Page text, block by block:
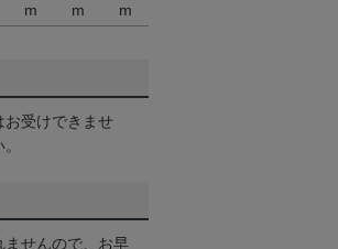
m
m
m
受けできませ
ませんので、お早